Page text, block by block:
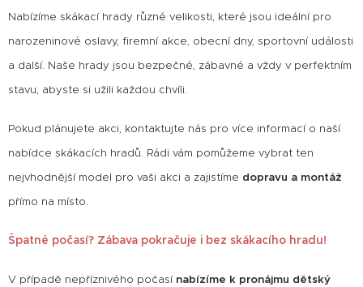
Nabízíme skákací hrady různé velikosti, které jsou ideální pro
narozeninové oslavy, firemní akce, obecní dny, sportovní události
a další. Naše hrady jsou bezpečné, zábavné a vždy v perfektním
stavu, abyste si užili každou chvíli.
Pokud plánujete akci, kontaktujte nás pro více informací o naší
nabídce skákacích hradů. Rádi vám pomůžeme vybrat ten
nejvhodnější model pro vaši akci a zajistíme dopravu a montáž
přímo na místo.
Špatné počasí? Zábava pokračuje i bez skákacího hradu!
V případě nepříznivého počasí nabízíme k pronájmu dětský